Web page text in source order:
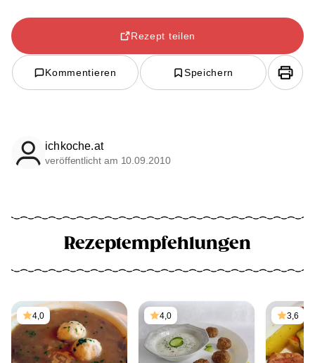
Rezept teilen
Kommentieren Speichern
ichkoche.at
veröffentlicht am 10.09.2010
Rezeptempfehlungen
4,0 4,0 3,6